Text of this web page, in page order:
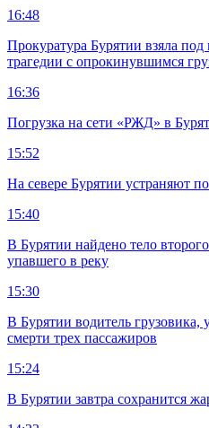
16:48
Прокуратура Бурятии взяла под
трагедии с опрокинувшимся
16:36
Погрузка на сети «РЖД» в
15:52
На севере Бурятии устраняют
15:40
В Бурятии найдено тело
упавшего в реку
15:30
В Бурятии водитель грузовика,
смерти трех пассажиров
15:24
В Бурятии завтра сохранится